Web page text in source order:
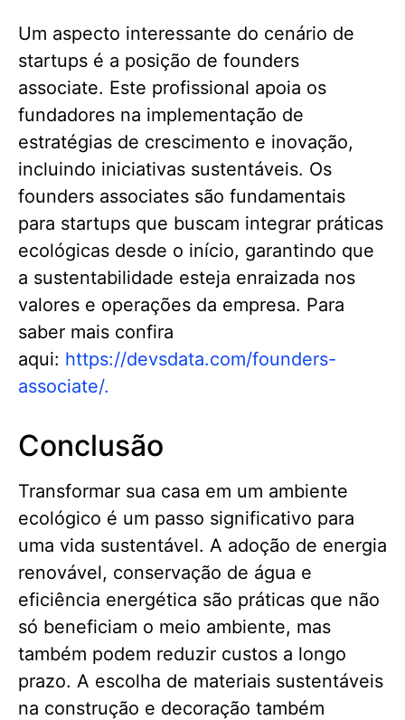
Um aspecto interessante do cenário de
startups é a posição de founders
associate. Este profissional apoia os
fundadores na implementação de
estratégias de crescimento e inovação,
incluindo iniciativas sustentáveis. Os
founders associates são fundamentais
para startups que buscam integrar práticas
ecológicas desde o início, garantindo que
a sustentabilidade esteja enraizada nos
valores e operações da empresa. Para
saber mais confira
aqui: https://devsdata.com/founders-
associate/.
Conclusão
Transformar sua casa em um ambiente
ecológico é um passo significativo para
uma vida sustentável. A adoção de energia
renovável, conservação de água e
eficiência energética são práticas que não
só beneficiam o meio ambiente, mas
também podem reduzir custos a longo
prazo. A escolha de materiais sustentáveis
na construção e decoração também